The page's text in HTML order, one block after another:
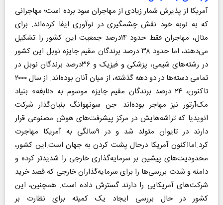
آمریکا از پذیرش شمار زیادی از مهاجران سود برده است؛ مهاجرانی
که به نوبه خود نقش چشمگیری در نوآوری ایفا کرده‌اند. برای
مثال، مهاجران فقط حدود ۱۴درصد جمعیت این کشور را تشکیل
می‌دهند، اما حدود ۳۸ درصد برندگان مقیم جایزه نوبل این کشور
در رشته‌های شیمی، پزشکی و فیزیک و ۳۶درصد برندگان نوبل در
تمامی دسته‌ها در دو دهه گذشته، از میان آنان بوده‌اند. از سال ۲۰۰۰
تاکنون، ۲۴ درصد برندگان مقیم جایزه موسوم به «نابغه» بنیاد
مک‌آرتور نیز مهاجر بوده‌اند. جن سون‎هوانگ بنیان‌گذار شرکت
انویدیا که تراشه‌هایش در مرکز پیشرفت‌های هوش مصنوعی قرار
دارند در تایوان متولد شد و در ۹سالگی به آمریکا مهاجرت
کرد.امااکنون آمریکا درحال پشت کردن به جهان است.این کشور،
محدودیت‌های پیشین بر سرمایه‌گذاری خارجی را شدیدتر کرده و
دامنه و شدت بررسی‌ها را برای سرمایه‌گذاران خارجی که قصد خرید
شرکت‌های آمریکایی را دارند گسترش داده است. همچنین، این
کشور در حال بررسی ایجاد یک کمیته برای نظارت بر